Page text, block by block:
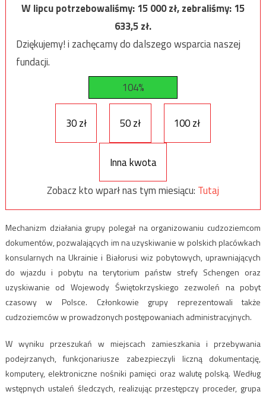
W lipcu potrzebowaliśmy:15 000zł, zebraliśmy:15
633,5zł.
Dziękujemy! i zachęcamy do dalszego wsparcia naszej
fundacji.
104%
30 zł 50 zł 100 zł
Inna kwota
Zobacz kto wparł nas tym miesiącu: Tutaj
Mechanizm działania grupy polegał na organizowaniu cudzoziemcom
dokumentów, pozwalających im na uzyskiwanie w polskich placówkach
konsularnych na Ukrainie i Białorusi wiz pobytowych, uprawniających
do wjazdu i pobytu na terytorium państw strefy Schengen oraz
uzyskiwanie od Wojewody Świętokrzyskiego zezwoleń na pobyt
czasowy w Polsce. Członkowie grupy reprezentowali także
cudzoziemców w prowadzonych postępowaniach administracyjnych.
W wyniku przeszukań w miejscach zamieszkania i przebywania
podejrzanych, funkcjonariusze zabezpieczyli liczną dokumentację,
komputery, elektroniczne nośniki pamięci oraz walutę polską. Według
wstępnych ustaleń śledczych, realizując przestępczy proceder, grupa